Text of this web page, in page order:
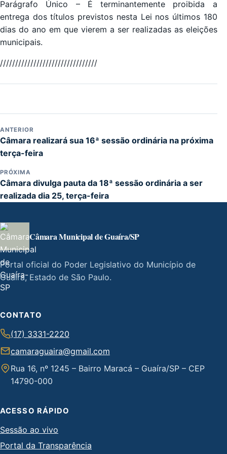
Parágrafo Único – É terminantemente proibida a
entrega dos títulos previstos nesta Lei nos últimos 180
dias do ano em que vierem a ser realizadas as eleições
municipais.
////////////////////////////////
ANTERIOR
Câmara realizará sua 16ª sessão ordinária na próxima
terça-feira
PRÓXIMA
Câmara divulga pauta da 18ª sessão ordinária a ser
realizada dia 25, terça-feira
Câmara Municipal de Guaíra/SP
Portal oficial do Poder Legislativo do Município de
Guaíra, Estado de São Paulo.
CONTATO
(17) 3331-2220
camaraguaira@gmail.com
Rua 16, nº 1245 – Bairro Maracá – Guaíra/SP – CEP
14790-000
ACESSO RÁPIDO
Sessão ao vivo
Portal da Transparência